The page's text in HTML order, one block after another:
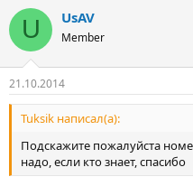
U UsAV
Member
21.10.2014
Tuksik написал(а):
Подскажите пожалуйста
надо, если кто знает, спасибо